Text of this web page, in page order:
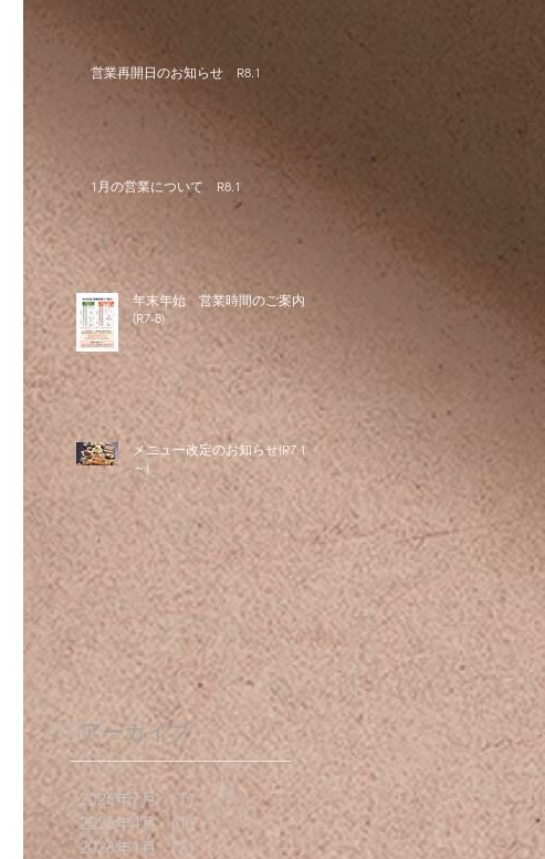
営業再開日のお知らせ R8.1
1月の営業について R8.1
年末年始 営業時間のご案内
(R7-8)
メニュー改定のお知らせ(R7.11
～)
アーカイブ
2026年7月 （1）
1件の記事
2026年4月 （1）1件の記事
2026年1月 （2） 2件の記事